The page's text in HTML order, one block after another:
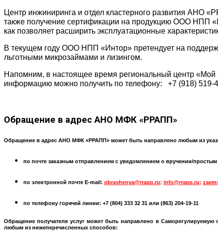
Центр инжиниринга и отдел кластерного развития АНО
также получение сертификации на продукцию ООО НПП
как позволяет расширить эксплуатационные
В текущем году ООО НПП «Интор» претендует на
льготными микрозаймами и лизингом.
Напомним, в настоящее время региональный центр
информацию можно получить по телефону: +7 (918) 519-
Обращение в адрес АНО МФК «РРАПП»
Обращение в адрес АНО МФК «РРАПП» может быть направлено любым из
по почте заказным отправлением с уведомлением о вручении/
по электронной почте E-mail: obrashenya@rrapp.ru; info@rrapp.ru;
по телефону горячей линии: +7 (804) 333 32 31 или (863) 204-19-11
Обращение получателя услуг может быть направлено в Саморегулируемую
любым из нижеперечисленных способов: